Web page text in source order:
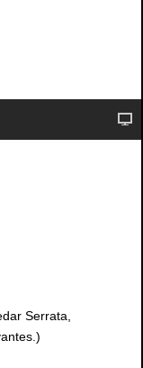
Serrata,